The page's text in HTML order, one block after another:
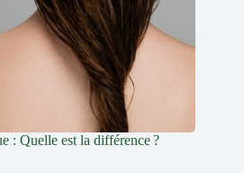
: Quelle est la différence ?